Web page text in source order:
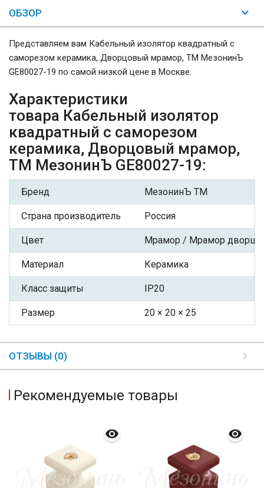
ОБЗОР
Представляем вам Кабельный изолятор квадратный с
саморезом керамика, Дворцовый мрамор, ТМ МезонинЪ
GE80027-19 по самой низкой цене в Москве.
Характеристики
товара Кабельный изолятор
квадратный с саморезом
керамика, Дворцовый мрамор,
ТМ МезонинЪ GE80027-19:
Бренд МезонинЪ ТМ
Страна производитель Россия
Цвет Мрамор / Мрамор
Материал Керамика
Класс защиты IP20
Размер 20 × 20 × 25
ОТЗЫВЫ (0)
Рекомендуемые товары